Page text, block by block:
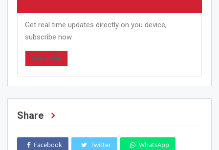
Get real time updates directly on you device,
subscribe now.
Subscribe
Share
Facebook Twitter WhatsApp